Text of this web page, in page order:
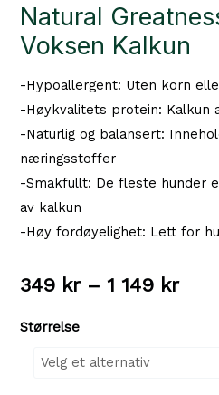
Natural
Voksen Kalkun
-Hypoallergent: Uten korn
-Høykvalitets protein: Kalkun
-Naturlig og balansert:
næringsstoffer
-Smakfullt: De fleste hunder
av kalkun
-Høy fordøyelighet: Lett for
349 kr – 1 149 kr
Størrelse